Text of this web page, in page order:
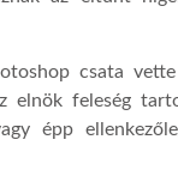
csata
elnök feleség
épp